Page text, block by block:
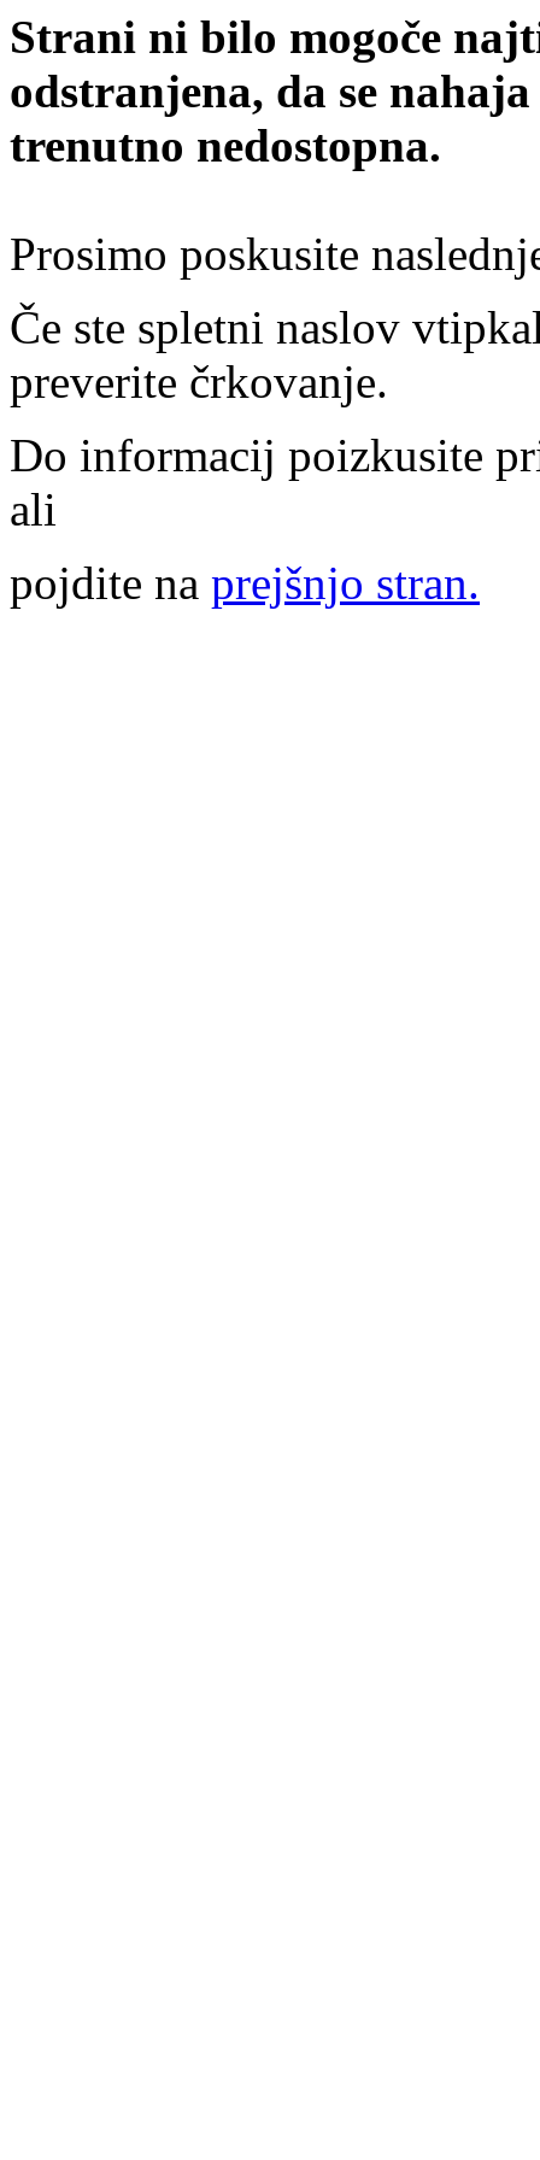
Strani ni bilo mogoče
odstranjena, da se
trenutno nedostopna.
Prosimo poskusite
Če ste spletni naslov
preverite črkovanje.
Do informacij poizkusite
ali
pojdite na prejšnjo stran.